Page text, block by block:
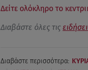
Δείτε ολόκληρο το
Διαβάστε όλες τις
Διαβάστε περισσότερα: